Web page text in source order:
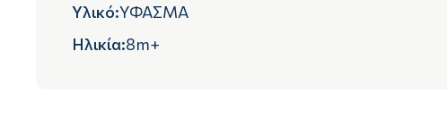
Υλικό:ΥΦΑΣΜΑ
Ηλικία:8m+